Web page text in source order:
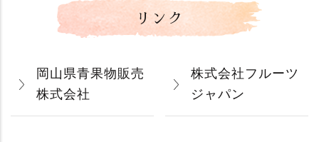
リンク
岡山県青果物販売
株式会社
株式会社フルーツ
ジャパン